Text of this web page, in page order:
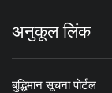
अनुकूल लिंक
बुद्धिमान सूचना पोर्टल